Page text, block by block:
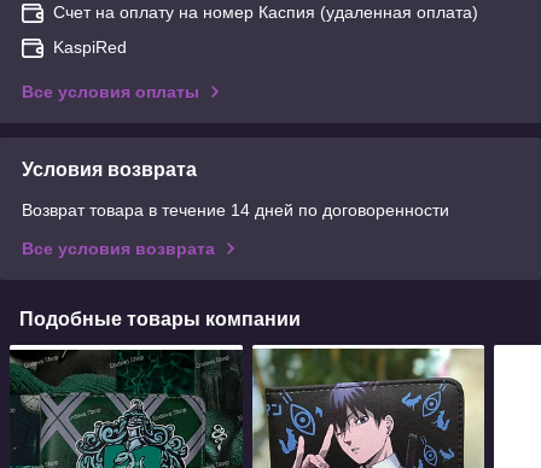
Счет на оплату на номер Каспия (удаленная оплата)
KaspiRed
Все условия оплаты
Условия возврата
Возврат товара в течение 14 дней по договоренности
Все условия возврата
Подобные товары компании